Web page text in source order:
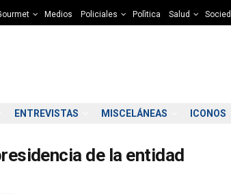
Medios Policiales Polìtica Salud
ENTREVISTAS MISCELÁNEAS ICONOS
de la entidad